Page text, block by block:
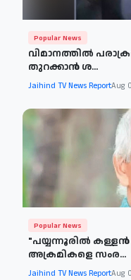
Popular News
വിമാനത്തില്‍
തുറക്കാന്‍ ശ...
Jaihind TV News ReportAug
Popular News
"പയ്യന്നൂരിൽ കള്ളൻ
അക്രമികളെ സംര...
Jaihind TV News ReportAug